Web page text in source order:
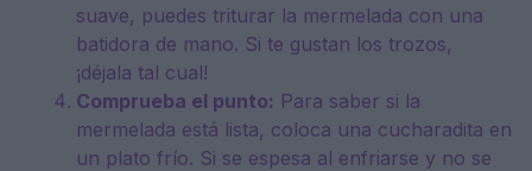
suave, puedes triturar la mermelada con una
batidora de mano. Si te gustan los trozos,
¡déjala tal cual!
Comprueba el punto: Para saber si la
mermelada está lista, coloca una cucharadita en
un plato frío. Si se espesa al enfriarse y no se